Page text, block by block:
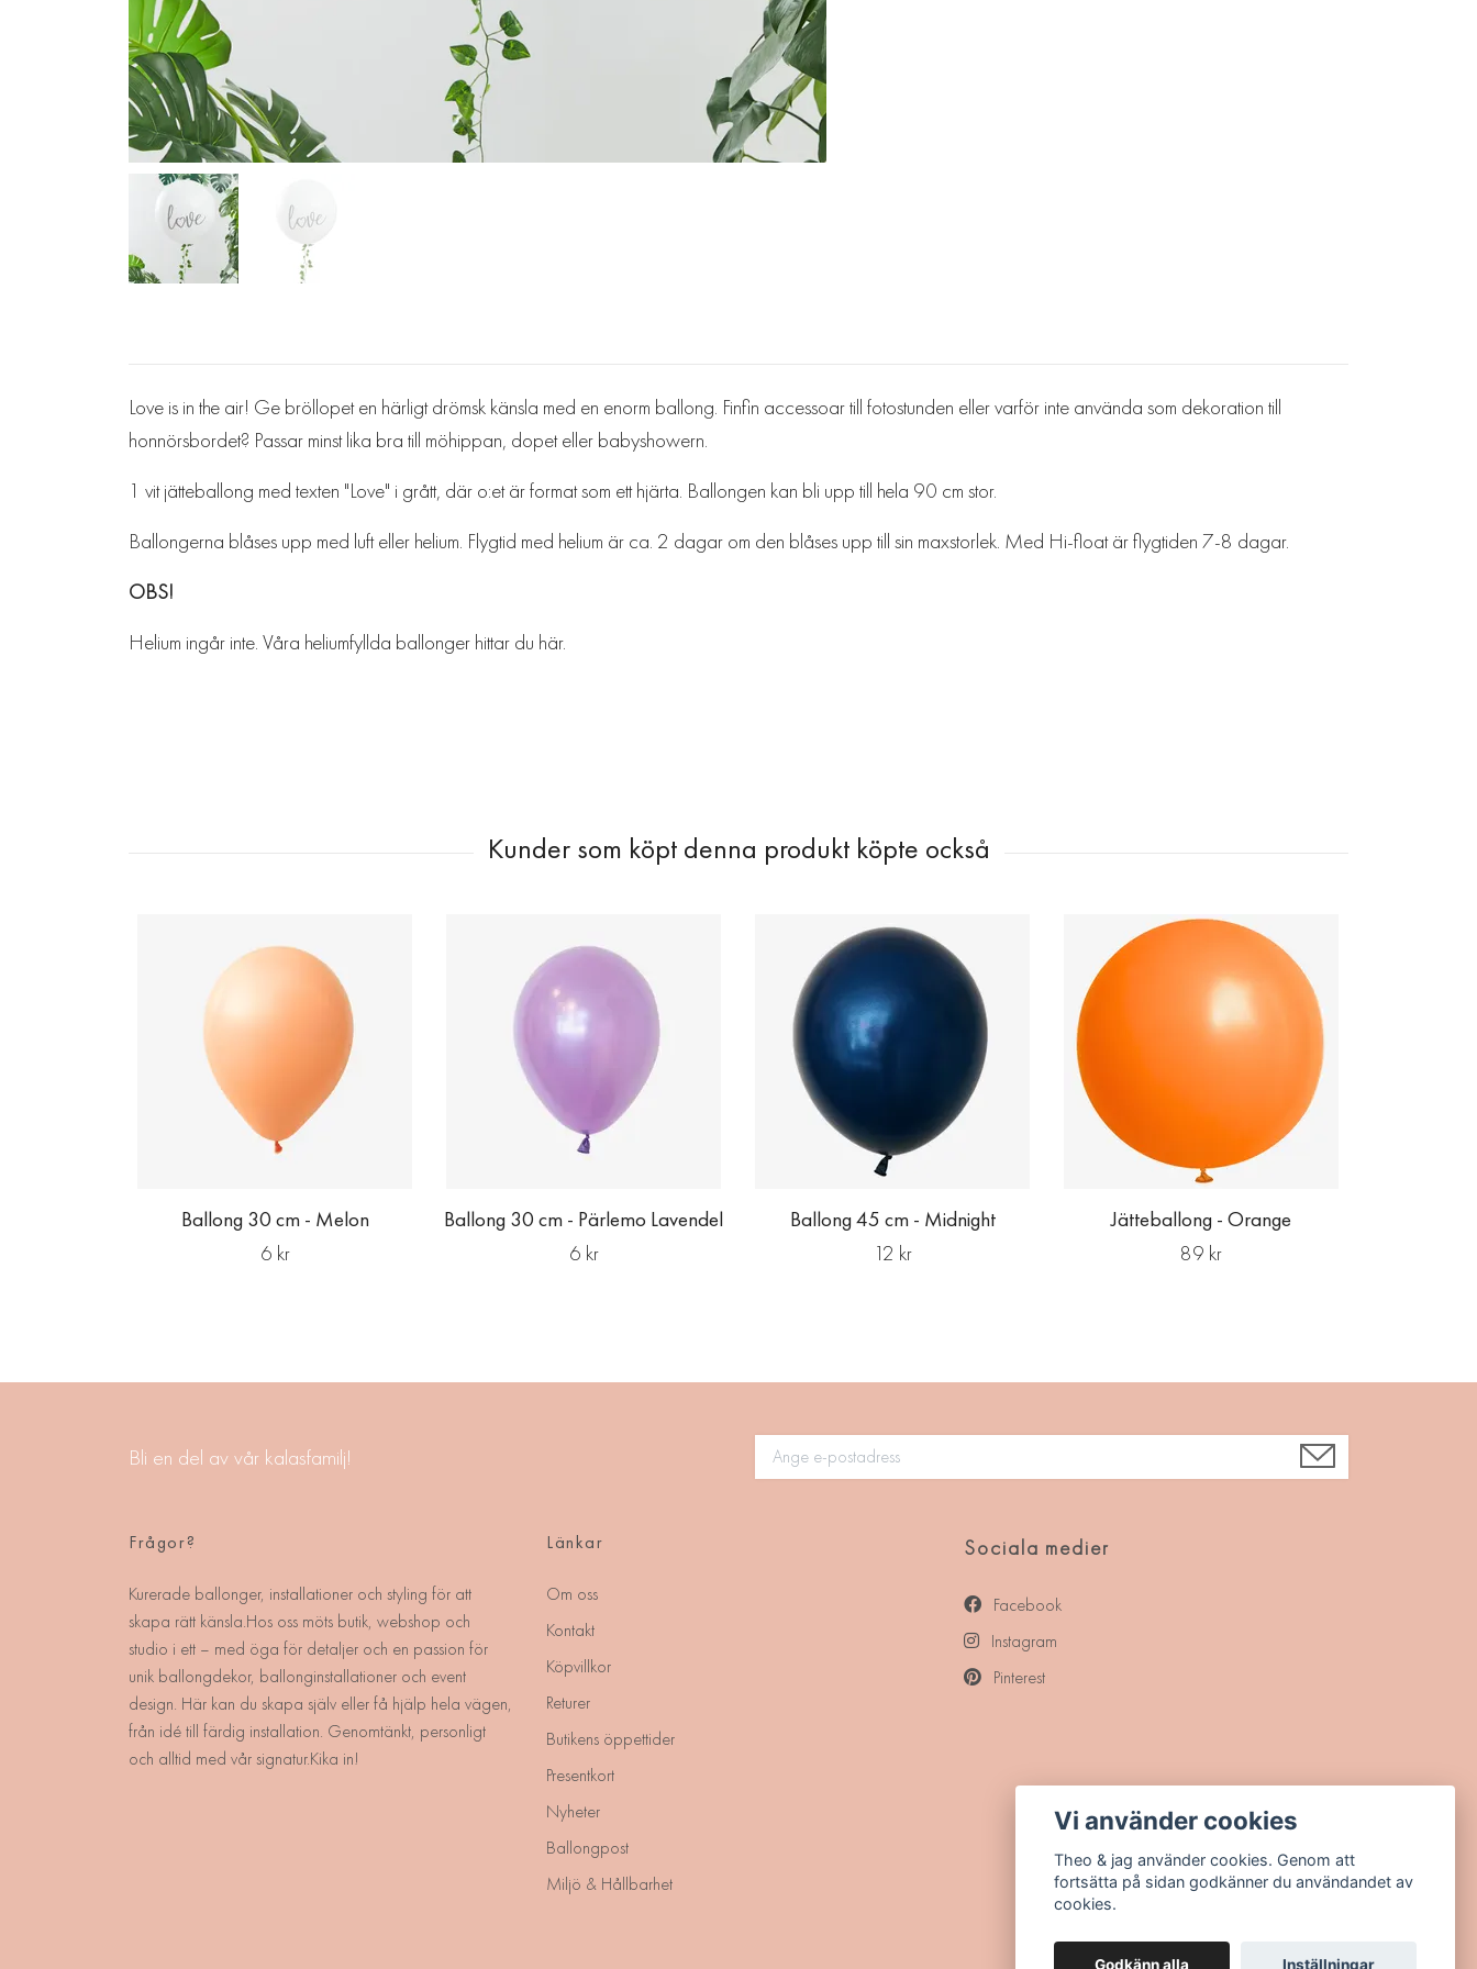
Love is in the air! Ge bröllopet en härligt drömsk känsla med en enorm ballong. Finfin accessoar till fotostunden eller varför inte använda som dekoration till
honnörsbordet? Passar minst lika bra till möhippan, dopet eller babyshowern.
1 vit jätteballong med texten "Love" i grått, där o:et är format som ett hjärta. Ballongen kan bli upp till hela 90 cm stor.
Ballongerna blåses upp med luft eller helium. Flygtid med helium är ca. 2 dagar om den blåses upp till sin maxstorlek. Med Hi-float är flygtiden 7-8 dagar.
OBS!
Helium ingår inte. Våra heliumfyllda ballonger hittar du här.
Ballong 30 cm - Melon
6 kr
Ballong 30 cm - Pärlemo Lavendel
6 kr
Ballong 45 cm - Midnight
12 kr
Jätteballong - Orange
89 kr
Bli en del av vår kalasfamilj!
Frågor?
Kurerade ballonger, installationer och styling för att
skapa rätt känsla.Hos oss möts butik, webshop och
studio i ett – med öga för detaljer och en passion för
unik ballongdekor, ballonginstallationer och event
design. Här kan du skapa själv eller få hjälp hela vägen,
från idé till färdig installation. Genomtänkt, personligt
och alltid med vår signatur.Kika in!
Länkar
Om oss
Kontakt
Köpvillkor
Returer
Butikens öppettider
Presentkort
Nyheter
Ballongpost
Miljö & Hållbarhet
Sociala medier
Facebook
Instagram
Pinterest
Vi använder cookies
Theo & jag använder cookies. Genom att
fortsätta på sidan godkänner du användandet av
cookies.
Godkänn alla Inställningar